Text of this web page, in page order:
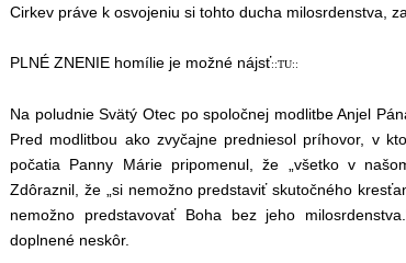
Cirkev práve k osvojeniu si tohto ducha milosrdenstva,
PLNÉ ZNENIE homílie je možné nájsť::TU::
Na poludnie Svätý Otec po spoločnej modlitbe Anjel
Pred modlitbou ako zvyčajne predniesol príhovor, v
počatia Panny Márie pripomenul, že „všetko v
Zdôraznil, že „si nemožno predstaviť skutočného
nemožno predstavovať Boha bez jeho
doplnené neskôr.